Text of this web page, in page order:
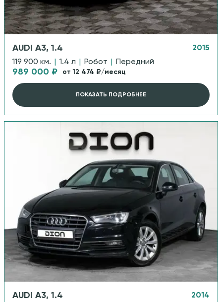
AUDI A3, 1.4
2015
119 900 км.
1.4 л Робот Передний
989 000 ₽ от 12 474 ₽/месяц
ПОКАЗАТЬ ПОДРОБНЕЕ
AUDI A3, 1.4
2014